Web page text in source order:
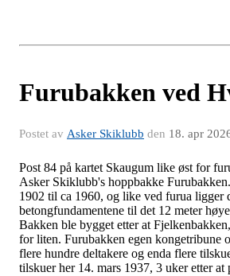
Furubakken ved
Postet av Asker Skiklubb den 18. apr
Post 84 på kartet Skaugum like øst for
Asker Skiklubb's hoppbakke
1902 til ca 1960, og like ved furua ligger
betongfundamentene til det 12 meter
Bakken ble bygget etter at
for liten. Furubakken egen kongetribune
flere hundre deltakere og enda flere
tilskuer her 14. mars 1937, 3 uker etter